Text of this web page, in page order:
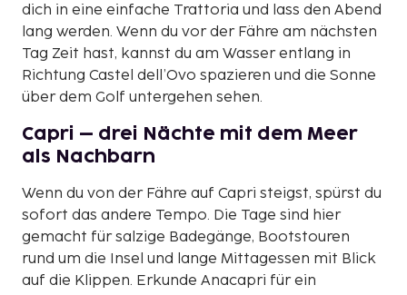
dich in eine einfache Trattoria und lass den Abend
lang werden. Wenn du vor der Fähre am nächsten
Tag Zeit hast, kannst du am Wasser entlang in
Richtung Castel dell’Ovo spazieren und die Sonne
über dem Golf untergehen sehen.
Capri – drei Nächte mit dem Meer
als Nachbarn
Wenn du von der Fähre auf Capri steigst, spürst du
sofort das andere Tempo. Die Tage sind hier
gemacht für salzige Badegänge, Bootstouren
rund um die Insel und lange Mittagessen mit Blick
auf die Klippen. Erkunde Anacapri für ein